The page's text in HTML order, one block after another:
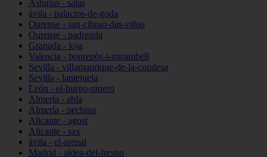
Asturias - salas
ávila - palacios-de-goda
Ourense - san-cibrao-das-viñas
Ourense - padrenda
Granada - loja
Valencia - bonrepòs-i-mirambell
Sevilla - villamanrique-de-la-condesa
Sevilla - lantejuela
León - el-burgo-ranero
Almería - abla
Almería - pechina
Alicante - agost
Alicante - sax
ávila - el-arenal
Madrid - aldea-del-fresno